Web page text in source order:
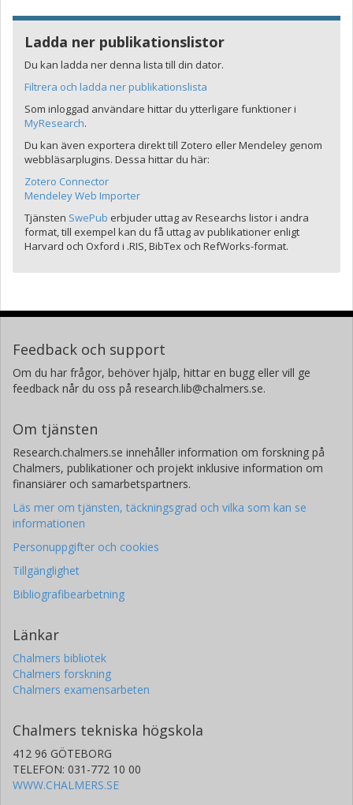
Ladda ner publikationslistor
Du kan ladda ner denna lista till din dator.
Filtrera och ladda ner publikationslista
Som inloggad användare hittar du ytterligare funktioner i
MyResearch.
Du kan även exportera direkt till Zotero eller Mendeley genom
webbläsarplugins. Dessa hittar du här:
Zotero Connector
Mendeley Web Importer
Tjänsten SwePub erbjuder uttag av Researchs listor i andra
format, till exempel kan du få uttag av publikationer enligt
Harvard och Oxford i .RIS, BibTex och RefWorks-format.
Feedback och support
Om du har frågor, behöver hjälp, hittar en bugg eller vill ge
feedback når du oss på research.lib@chalmers.se.
Om tjänsten
Research.chalmers.se innehåller information om forskning på
Chalmers, publikationer och projekt inklusive information om
finansiärer och samarbetspartners.
Läs mer om tjänsten, täckningsgrad och vilka som kan se
informationen
Personuppgifter och cookies
Tillgänglighet
Bibliografibearbetning
Länkar
Chalmers bibliotek
Chalmers forskning
Chalmers examensarbeten
Chalmers tekniska högskola
412 96 GÖTEBORG
TELEFON: 031-772 10 00
WWW.CHALMERS.SE